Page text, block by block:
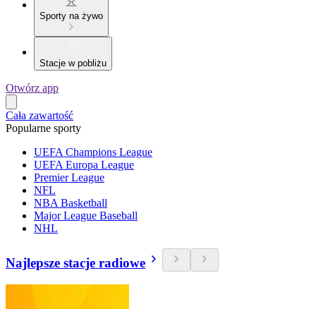
Sporty na żywo
Stacje w pobliżu
Otwórz app
Cała zawartość
Popularne sporty
UEFA Champions League
UEFA Europa League
Premier League
NFL
NBA Basketball
Major League Baseball
NHL
Najlepsze stacje radiowe